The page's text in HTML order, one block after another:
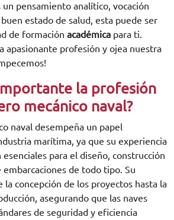
pensamiento analítico, vocación
estado de salud, esta puede ser
de formación académica para ti.
apasionante profesión y ojea nuestra
la profesión
mecánico naval?
naval desempeña un papel
marítima, ya que su experiencia
para el diseño, construcción
de todo tipo. Su
la concepción de los proyectos hasta la
asegurando que las naves
de seguridad y eficiencia